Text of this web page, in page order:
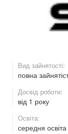
Вид зайнятості:
повна
Досвід роботи:
від 1 року
Освіта:
середня освіта